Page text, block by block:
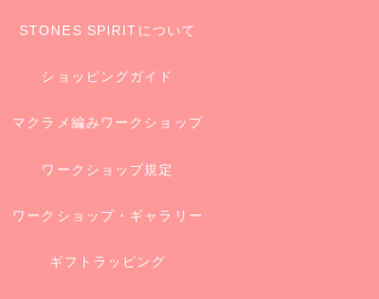
STONES SPIRITについて
ショッピングガイド
マクラメ編みワークショップ
ワークショップ規定
ワークショップ・ギャラリー
ギフトラッピング